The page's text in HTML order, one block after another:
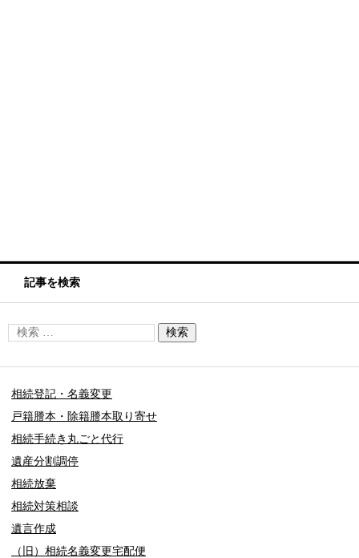
記事を検索
相続登記・名義変更
戸籍謄本・除籍謄本取り寄せ
相続手続き丸ごと代行
遺産分割調停
相続放棄
相続対策相談
遺言作成
（旧）相続名義変更宅配便